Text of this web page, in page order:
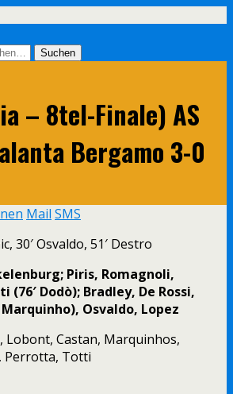
– 8tel-Finale) AS
Bergamo 3-0
Mail SMS
30′ Osvaldo, 51′ Destro
Piris, Romagnoli,
(76′ Dodò); Bradley, De Rossi,
Marquinho), Osvaldo, Lopez
Lobont, Castan, Marquinhos,
Perrotta, Totti